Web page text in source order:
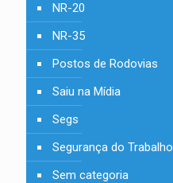
NR-20
NR-35
Postos de Rodovias
Saiu na Mídia
Segs
Segurança do Trabalho
Sem categoria